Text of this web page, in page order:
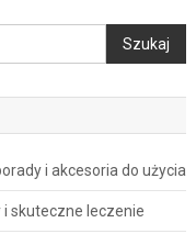
Szukaj
i akcesoria do użycia
i skuteczne leczenie